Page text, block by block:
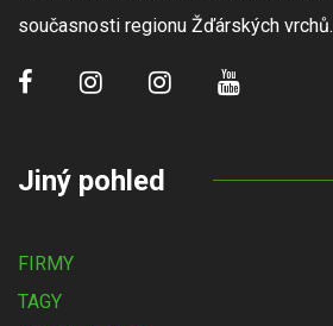
současnosti regionu Žďárských vrchů.
Jiný pohled
FIRMY
TAGY